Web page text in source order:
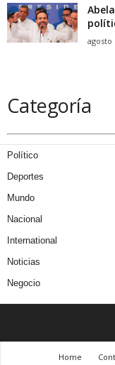
agosto
Categoría
Político
Deportes
Mundo
Nacional
International
Noticias
Negocio
Home